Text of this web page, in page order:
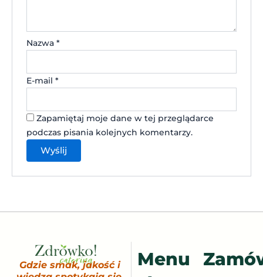
Nazwa*
E-mail*
Zapamiętaj moje dane w tej przeglądarce
podczas pisania kolejnych komentarzy.
Gdzie smak, jakość i
Menu